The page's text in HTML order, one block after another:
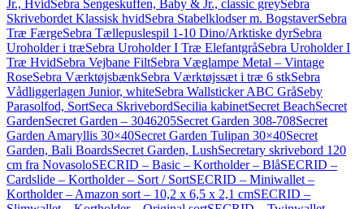
Jr., HvidSebra Sengeskuffen, Baby & Jr., classic greySebra
Skrivebordet Klassisk hvidSebra Stabelklodser m. BogstaverSebra
Træ FærgeSebra Tællepuslespil 1-10 Dino/Arktiske dyrSebra
Uroholder i træSebra Uroholder I Træ ElefantgråSebra Uroholder I
Træ HvidSebra Vejbane FiltSebra Væglampe Metal – Vintage
RoseSebra VærktøjsbænkSebra Værktøjssæt i træ 6 stkSebra
Vådliggerlagen Junior, whiteSebra Wallsticker ABC GråSeby
Parasolfod, SortSeca SkrivebordSecilia kabinetSecret BeachSecret
GardenSecret Garden – 3046205Secret Garden 308-708Secret
Garden Amaryllis 30×40Secret Garden Tulipan 30×40Secret
Garden, Bali BoardsSecret Garden, LushSecretary skrivebord 120
cm fra NovasoloSECRID – Basic – Kortholder – BlåSECRID –
Cardslide – Kortholder – Sort / SortSECRID – Miniwallet –
Kortholder – Amazon sort – 10,2 x 6,5 x 2,1 cmSECRID –